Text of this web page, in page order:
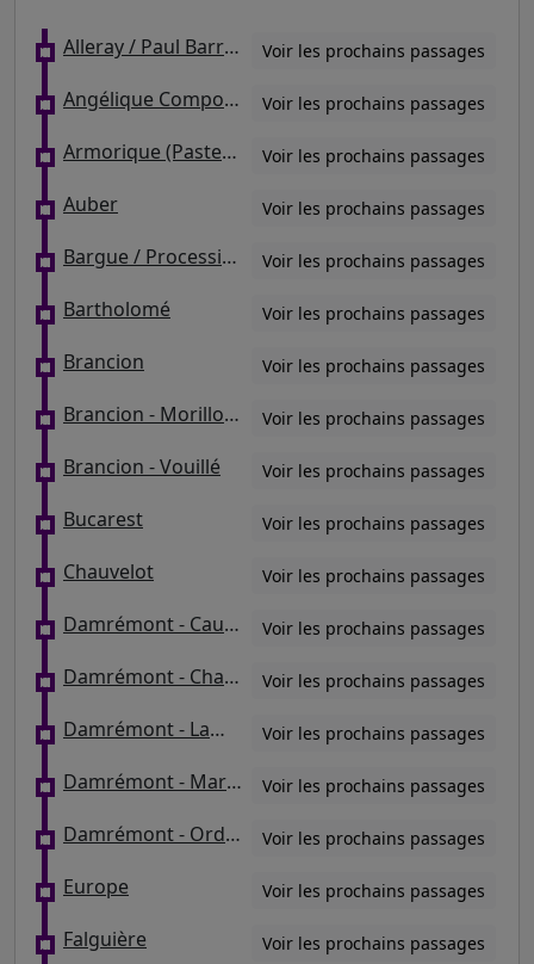
Alleray / Paul Barruel Voir les prochains passages
Angélique Compoint - Porte de Montmartre Voir les prochains passages
Armorique (Pasteur/Musée Postal) Voir les prochains passages
Auber Voir les prochains passages
Bargue / Procession Voir les prochains passages
Bartholomé Voir les prochains passages
Brancion Voir les prochains passages
Brancion - Morillons Voir les prochains passages
Brancion - Vouillé Voir les prochains passages
Bucarest Voir les prochains passages
Chauvelot Voir les prochains passages
Damrémont - Caulaincourt / Tourlaque Voir les prochains passages
Damrémont - Championnet Voir les prochains passages
Damrémont - Lamarck Voir les prochains passages
Damrémont - Marcadet Voir les prochains passages
Damrémont - Ordener Voir les prochains passages
Europe Voir les prochains passages
Falguière Voir les prochains passages